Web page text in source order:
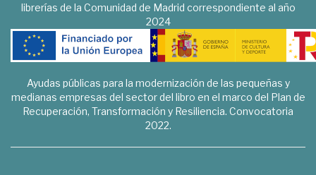
librerías de la Comunidad de Madrid correspondiente al año
2024
Ayudas públicas para la modernización de las pequeñas y
medianas empresas del sector del libro en el marco del Plan de
Recuperación, Transformación y Resiliencia. Convocatoria
2022.